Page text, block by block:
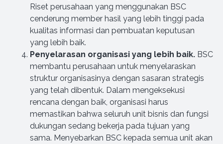
Riset perusahaan yang menggunakan BSC
cenderung member hasil yang lebih tinggi pada
kualitas informasi dan pembuatan keputusan
yang lebih baik.
Penyelarasan organisasi yang lebih baik. BSC
membantu perusahaan untuk menyelaraskan
struktur organisasinya dengan sasaran strategis
yang telah dibentuk. Dalam mengeksekusi
rencana dengan baik, organisasi harus
memastikan bahwa seluruh unit bisnis dan fungsi
dukungan sedang bekerja pada tujuan yang
sama. Menyebarkan BSC kepada semua unit akan